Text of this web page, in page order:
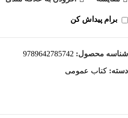
برام پیداش کن
شناسه محصول: 9789642785742
دسته: کتاب عمومی